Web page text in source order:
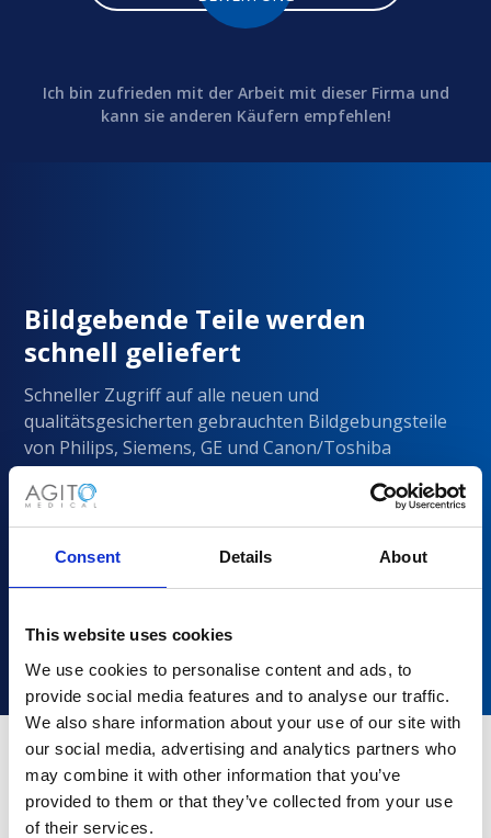
Consent Details About
This website uses cookies
We use cookies to personalise content and ads, to
provide social media features and to analyse our traffic.
We also share information about your use of our site with
our social media, advertising and analytics partners who
may combine it with other information that you’ve
provided to them or that they’ve collected from your use
of their services.
Ich bin zufrieden mit der Arbeit mit dieser Firma und
kann sie anderen Käufern empfehlen!
Bildgebende Teile werden
schnell geliefert
Schneller Zugriff auf alle neuen und
qualitätsgesicherten gebrauchten Bildgebungsteile
von Philips, Siemens, GE und Canon/Toshiba
Warum sollten Sie sich für Agito